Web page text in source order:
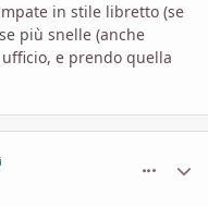
in stile libretto (se
più snelle (anche
e prendo quella